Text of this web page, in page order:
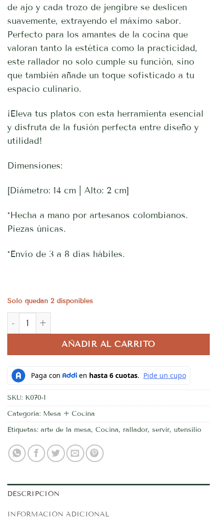
de ajo y cada trozo de jengibre se deslicen
suavemente, extrayendo el máximo sabor.
Perfecto para los amantes de la cocina que
valoran tanto la estética como la practicidad,
este rallador no solo cumple su función, sino
que también añade un toque sofisticado a tu
espacio culinario.
¡Eleva tus platos con esta herramienta esencial
y disfruta de la fusión perfecta entre diseño y
utilidad!
Dimensiones:
[Diámetro: 14 cm | Alto: 2 cm]
*Hecha a mano por artesanos colombianos.
Piezas únicas.
*Envío de 3 a 8 días hábiles.
Solo quedan 2 disponibles
Rallador de ajo y jengibre cantidad
AÑADIR AL CARRITO
SKU: K070-1
Categoría: Mesa + Cocina
Etiquetas: arte de la mesa, Cocina, rallador, servir, utensilio
DESCRIPCIÓN
INFORMACIÓN ADICIONAL